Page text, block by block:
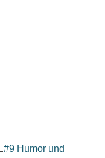
#9 Humor und